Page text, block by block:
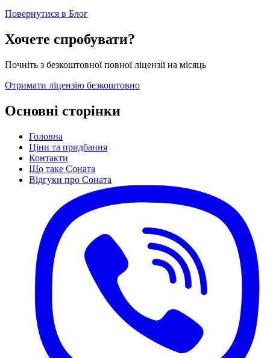
Повернутися в Блог
Хочете спробувати?
Почніть з безкоштовної повної ліцензії на місяць
Отримати ліцензію безкоштовно
Основні сторінки
Головна
Ціни та придбання
Контакти
Що таке Соната
Відгуки про Соната